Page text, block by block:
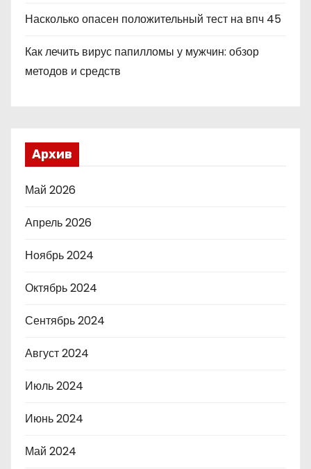
Насколько опасен положительный тест на впч 45
Как лечить вирус папилломы у мужчин: обзор
методов и средств
Архив
Май 2026
Апрель 2026
Ноябрь 2024
Октябрь 2024
Сентябрь 2024
Август 2024
Июль 2024
Июнь 2024
Май 2024